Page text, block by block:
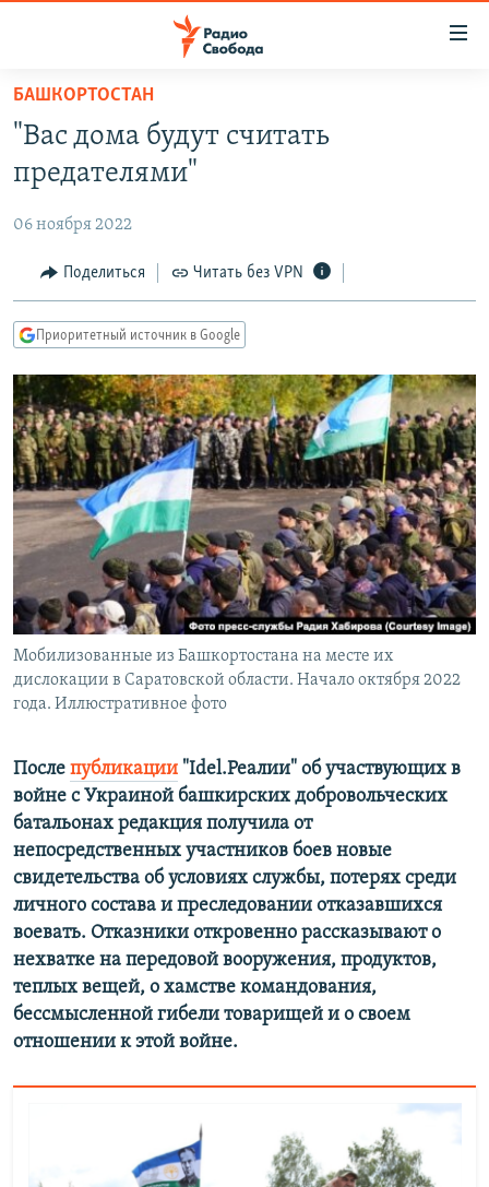
упрощенного
доступа
основному
Вернутся
главной
навигации
Вернутся
поиску
ПРОГРАММЫ
ПОДКАСТЫ
АВТОРСКИЕ ПРОЕКТЫ
ЦИТАТЫ СВОБОДЫ
МНЕНИЯ
IDEL.РЕАЛИИ
КАВКАЗ.РЕАЛИИ
СЕВЕР.РЕАЛИИ
СИБИРЬ.РЕАЛИИ
РАСПИСАНИЕ ВЕЩАНИЯ
ПОДПИШИТЕСЬ НА РАССЫЛКУ
СОЦИАЛЬНЫЕ СЕТИ
Все сайты РСЕ/РС
БАШКОРТОСТАН
"Вас дома будут считать
предателями"
06 ноября 2022
Поделиться Читать без VPN
Приоритетный источник в Google
Мобилизованные из Башкортостана на месте их
дислокации в Саратовской области. Начало октября 2022
года. Иллюстративное фото
После публикации "Idel.Реалии" об участвующих в
войне с Украиной башкирских добровольческих
батальонах редакция получила от
непосредственных участников боев новые
свидетельства об условиях службы, потерях среди
личного состава и преследовании отказавшихся
воевать. Отказники откровенно рассказывают о
нехватке на передовой вооружения, продуктов,
теплых вещей, о хамстве командования,
бессмысленной гибели товарищей и о своем
отношении к этой войне.